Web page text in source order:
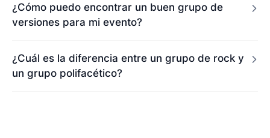
¿Cómo puedo encontrar un buen grupo de
versiones para mi evento?
¿Cuál es la diferencia entre un grupo de rock y
un grupo polifacético?